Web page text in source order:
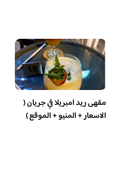
مقهى ريد امبريلا في جريان (
الاسعار + المنيو + الموقع )